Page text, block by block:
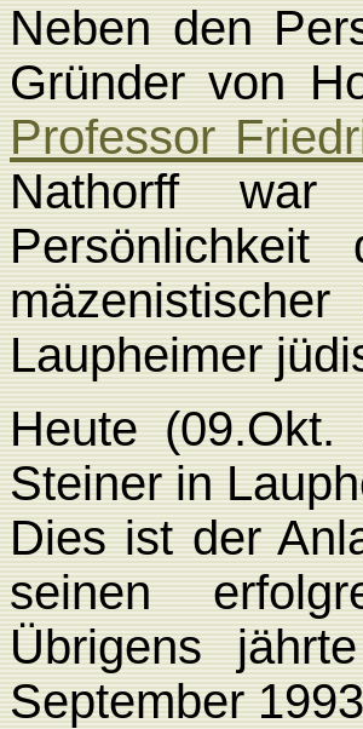
Neben den
Gründer von
Professor
Nathorff
Laupheimer
Heute
Steiner in
Dies ist der
seinen
Übrigens
September